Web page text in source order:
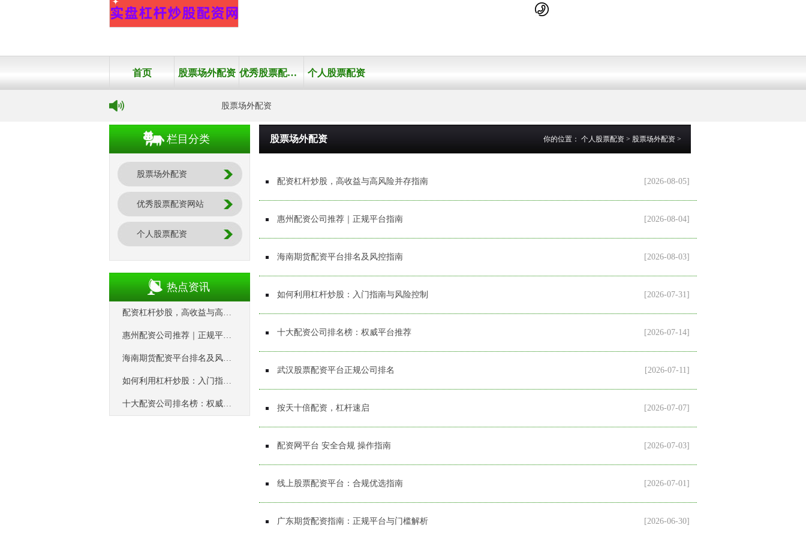
首页 股票场外配资 优秀股票配资网站 个人股票配资
股票场外配资
栏目分类
股票场外配资
优秀股票配资网站
个人股票配资
热点资讯
配资杠杆炒股，高收益与高风险并存指南
惠州配资公司推荐｜正规平台指南
海南期货配资平台排名及风控指南
如何利用杠杆炒股：入门指南与风险控制
十大配资公司排名榜：权威平台推荐
股票场外配资 你的位置： 个人股票配资 > 股票场外配资 >
配资杠杆炒股，高收益与高风险并存指南 [2026-08-05]
惠州配资公司推荐｜正规平台指南 [2026-08-04]
海南期货配资平台排名及风控指南 [2026-08-03]
如何利用杠杆炒股：入门指南与风险控制 [2026-07-31]
十大配资公司排名榜：权威平台推荐 [2026-07-14]
武汉股票配资平台正规公司排名 [2026-07-11]
按天十倍配资，杠杆速启 [2026-07-07]
配资网平台 安全合规 操作指南 [2026-07-03]
线上股票配资平台：合规优选指南 [2026-07-01]
广东期货配资指南：正规平台与门槛解析 [2026-06-30]